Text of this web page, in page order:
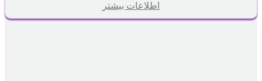
اطلاعات بیشتر